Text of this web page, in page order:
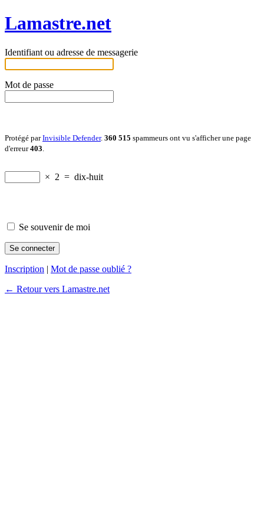
Lamastre.net
Identifiant ou adresse de messagerie
Mot de passe
Protégé parInvisible Defender. 360 515 spammeurs ont vu s'afficher une page
d'erreur403
× 2 = dix-huit
Se souvenir de moi
Inscription | Mot de passe oublié ?
← Retour vers Lamastre.net